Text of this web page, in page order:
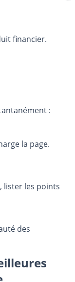
financier.
:
la page.
lister les points
des